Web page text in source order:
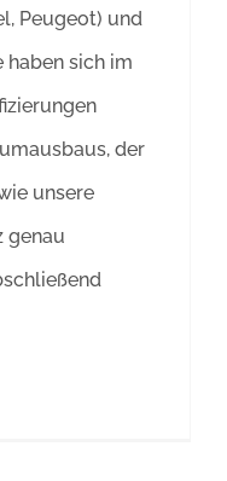
Peugeot) und
sich im
der
unsere
genau